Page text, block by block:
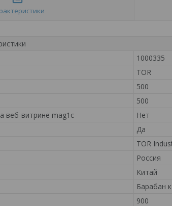
1000335
TOR
500
500
веб-витрине mag1c
Нет
Да
TOR
Россия
Китай
Барабан
900